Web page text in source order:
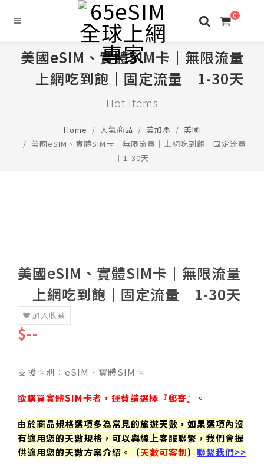
0
美國eSIM、實體SIM卡│無限流量
│上網吃到飽│固定流量│1-30天
Hot Items
Home 人氣商品 美加墨
美國
美國eSIM、實體SIM卡│無限流量│上網吃到飽│固定流量
│1-30天
美國eSIM、實體SIM卡│無限流量
│上網吃到飽│固定流量│1-30天
加入收藏
$--
支援卡別：eSIM、實體SIM卡
欲購買實體SIM卡者，運費請選擇『郵寄』。
由於商品規格選項多為常見的旅遊天數，如果選項內沒
有適用您的天數規格，可以與線上客服聯繫，我們會提
供適用您的天數方案介紹。（天數可客制） 聯繫我們>>